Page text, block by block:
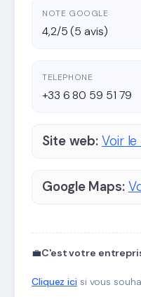
NOTE GOOGLE
4,2/5 (5 avis)
TELEPHONE
+33 6 80 59 51 79
Site web: Voir
Google Maps:
💼C'est votre
Cliquez icisi vous